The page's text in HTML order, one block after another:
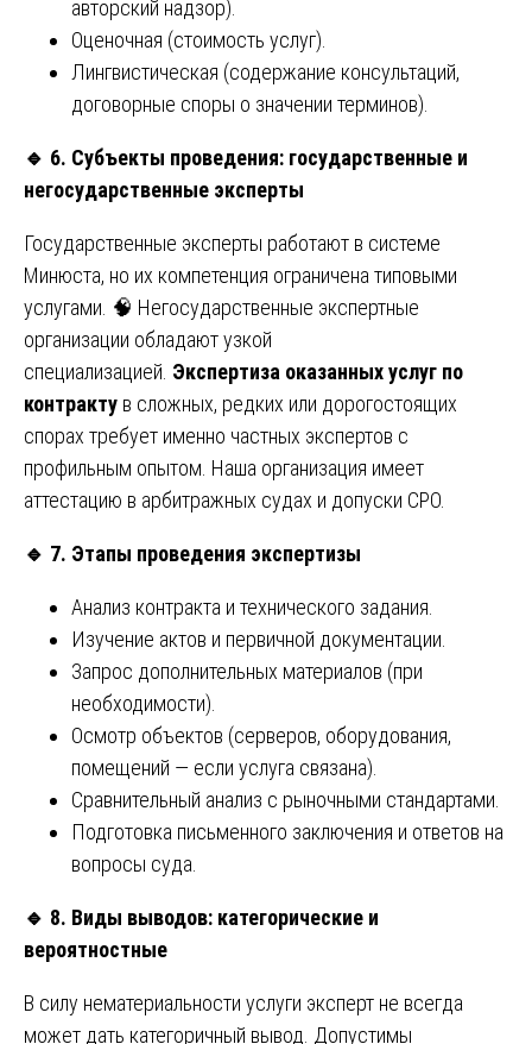
авторский надзор).
Оценочная (стоимость услуг).
Лингвистическая (содержание консультаций,
договорные споры о значении терминов).
🔹 6. Субъекты проведения: государственные и
негосударственные эксперты
Государственные эксперты работают в системе
Минюста, но их компетенция ограничена типовыми
услугами. 🧠 Негосударственные экспертные
организации обладают узкой
специализацией. Экспертиза оказанных услуг по
контракту в сложных, редких или дорогостоящих
спорах требует именно частных экспертов с
профильным опытом. Наша организация имеет
аттестацию в арбитражных судах и допуски СРО.
🔹 7. Этапы проведения экспертизы
Анализ контракта и технического задания.
Изучение актов и первичной документации.
Запрос дополнительных материалов (при
необходимости).
Осмотр объектов (серверов, оборудования,
помещений — если услуга связана).
Сравнительный анализ с рыночными стандартами.
Подготовка письменного заключения и ответов на
вопросы суда.
🔹 8. Виды выводов: категорические и
вероятностные
В силу нематериальности услуги эксперт не всегда
может дать категоричный вывод. Допустимы